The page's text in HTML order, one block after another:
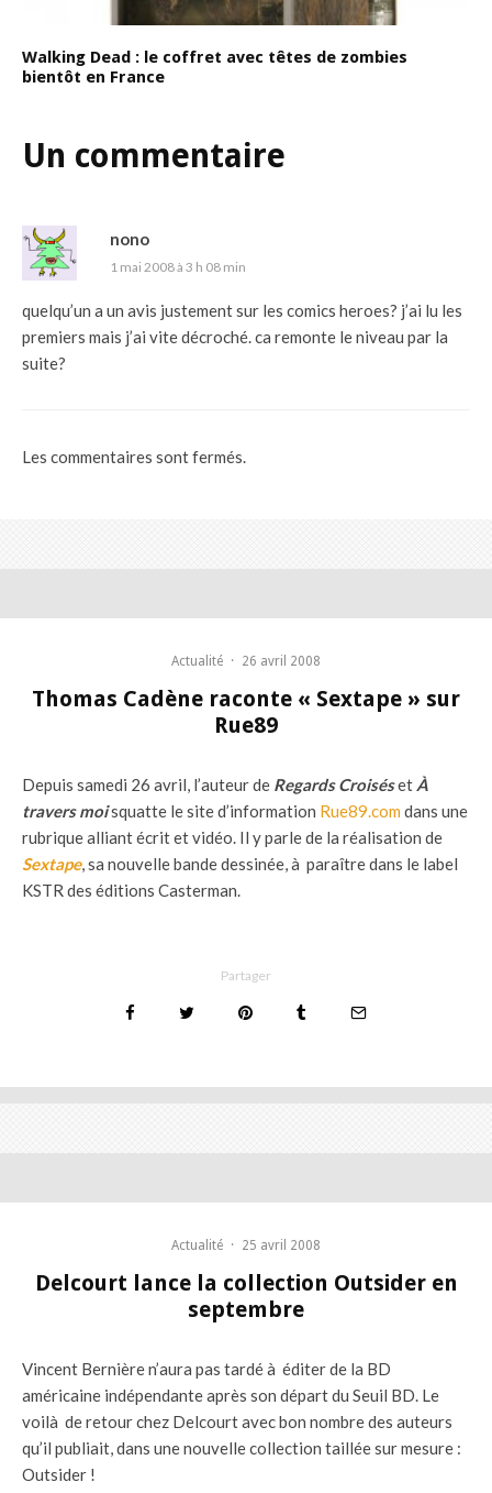
Walking Dead : le coffret avec têtes de zombies
bientôt en France
Un commentaire
nono
1 mai 2008 à 3 h 08 min
quelqu’un a un avis justement sur les comics heroes? j’ai lu les
premiers mais j’ai vite décroché. ca remonte le niveau par la
suite?
Les commentaires sont fermés.
Actualité · 26 avril 2008
Thomas Cadène raconte « Sextape » sur
Rue89
Depuis samedi 26 avril, l’auteur de Regards Croiséset À
travers moisquatte le site d’information Rue89.com dans une
rubrique alliant écrit et vidéo. Il y parle de la réalisation de
Sextape, sa nouvelle bande dessinée, à paraître dans le label
KSTR des éditions Casterman.
Partager
Actualité · 25 avril 2008
Delcourt lance la collection Outsider en
septembre
Vincent Bernière n’aura pas tardé à éditer de la BD
américaine indépendante après son départ du Seuil BD. Le
voilà de retour chez Delcourt avec bon nombre des auteurs
qu’il publiait, dans une nouvelle collection taillée sur mesure :
Outsider !